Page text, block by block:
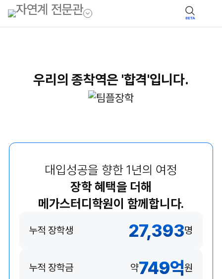
BETA
우리의 종착역은 '합격'입니다.
대입성공을 향한 1년의 여정
장학 혜택을 더해
메가스터디학원이 함께합니다.
누적 장학생 27,393명
누적 장학금 약749억원